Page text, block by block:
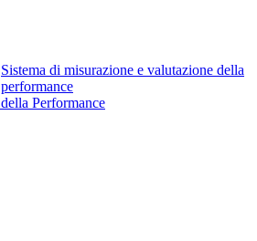
Sistema di misurazione e valutazione della
performance
Performance